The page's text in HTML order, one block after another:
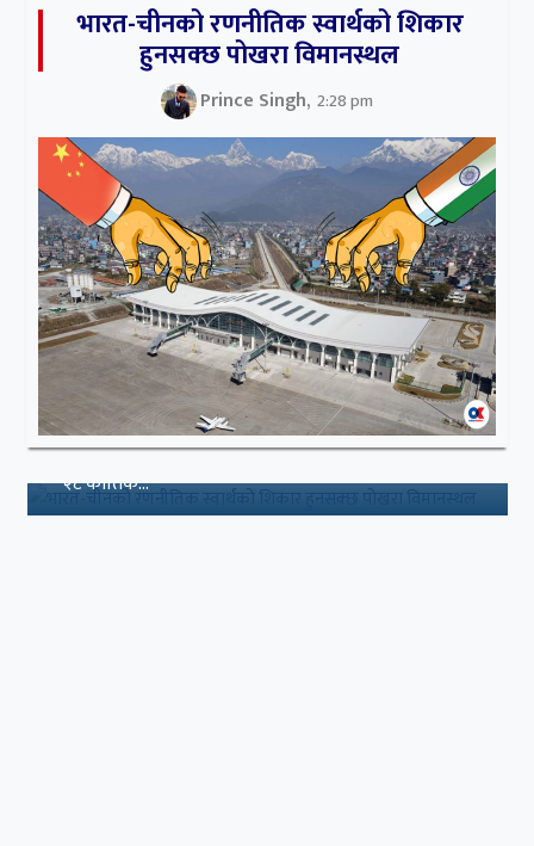
भारत-चीनको रणनीतिक स्वार्थको शिकार
हुनसक्छ पोखरा विमानस्थल
Prince Singh, 2:28 pm
बीबीएस चौथो वर्षको उत्तरपुस्तिका
हराएको भन्दै एक वर्षपछि पुनः परीक्षा
त्रिभुवन विश्वविद्यालय, परीक्षा नियन्त्रण कार्यलयले चार वर्षे
बीबीएस कार्यक्रमको चौथो वर्षको ‘बिज्नेस रिसर्च मेथड्स’ विष...